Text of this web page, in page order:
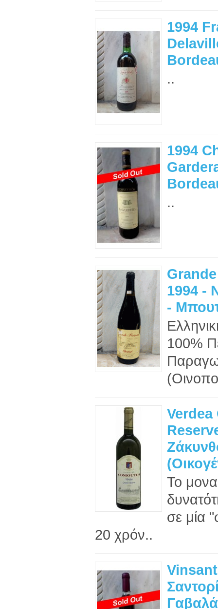
1994
..
1994
..
1994 -
-
100%
Verdea
Το
σε μία
20 χρόν..